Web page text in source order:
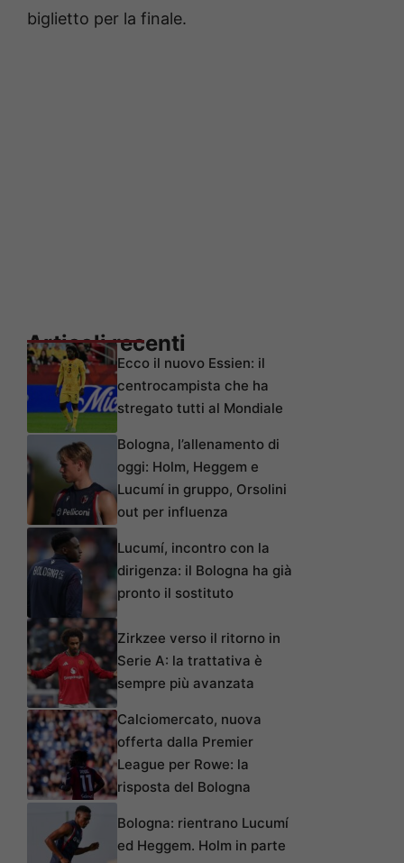
biglietto per la finale.
Articoli recenti
Ecco il nuovo Essien: il
centrocampista che ha
stregato tutti al Mondiale
Bologna, l’allenamento di
oggi: Holm, Heggem e
Lucumí in gruppo, Orsolini
out per influenza
Lucumí, incontro con la
dirigenza: il Bologna ha già
pronto il sostituto
Zirkzee verso il ritorno in
Serie A: la trattativa è
sempre più avanzata
Calciomercato, nuova
offerta dalla Premier
League per Rowe: la
risposta del Bologna
Bologna: rientrano Lucumí
ed Heggem. Holm in parte